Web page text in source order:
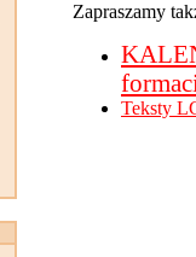
Zapraszamy
Teksty